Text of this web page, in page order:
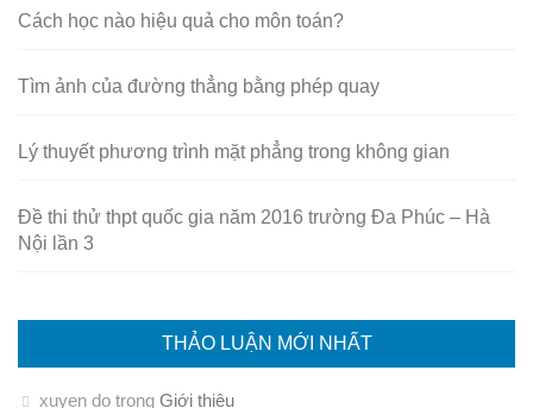
Cách học nào hiệu quả cho môn toán?
Tìm ảnh của đường thẳng bằng phép quay
Lý thuyết phương trình mặt phẳng trong không gian
Đề thi thử thpt quốc gia năm 2016 trường Đa Phúc – Hà
Nội lần 3
THẢO LUẬN MỚI NHẤT
xuyen do trong Giới thiệu